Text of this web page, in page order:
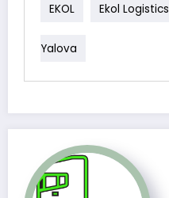
EKOL Ekol Logistics
Yalova